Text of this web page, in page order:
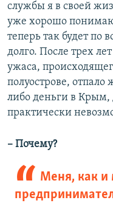
службы я в своей
уже хорошо
теперь так будет по
долго. После трех
ужаса,
полуострове,
либо деньги в Крым,
практически
– Почему?
Меня, как и